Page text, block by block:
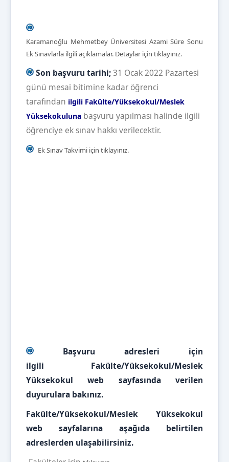
Karamanoğlu Mehmetbey Üniversitesi Azami Süre Sonu
Ek Sınavlarla ilgili açıklamalar. Detaylar için tıklayınız.
Son başvuru tarihi;31 Ocak 2022 Pazartesi
günü mesai bitimine kadar öğrenci
tarafından ilgili Fakülte/Yüksekokul/Meslek
Yüksekokuluna başvuru yapılması halinde ilgili
öğrenciye ek sınav hakkı verilecektir.
Ek Sınav Takvimi için tıklayınız.
Başvuru adresleri için
ilgili Fakülte/Yüksekokul/Meslek
Yüksekokul web sayfasında verilen
duyurulara bakınız.
Fakülte/Yüksekokul/Meslek Yüksekokul
web sayfalarına aşağıda belirtilen
adreslerden ulaşabilirsiniz.